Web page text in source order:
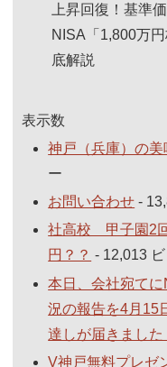
上昇回復！基準
NISA「1,800万
底解説
表示数
神戸（兵庫）の
ー
お問い合わせ -
社高校 甲子園2
円？？ - 12,013
本日、会社宛て
況の報告を4月15
達しが届きました
V神戸無料プレゼ